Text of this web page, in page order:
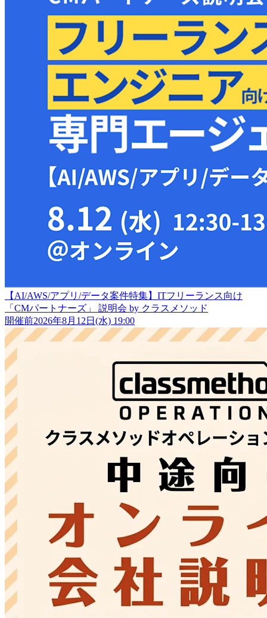
【AI/AWS/アプリ/データ案件特集】ITフリーランス向け
「CMパートナーズ」 説明会 by クラスメソッド
開催前2026年8月12日(水) 19:00